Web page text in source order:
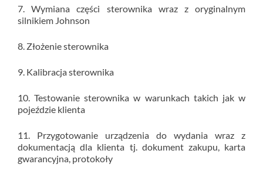
7. Wymiana części sterownika wraz z oryginalnym
silnikiem Johnson
8. Złożenie sterownika
9. Kalibracja sterownika
10. Testowanie sterownika w warunkach takich jak w
pojeździe klienta
11. Przygotowanie urządzenia do wydania wraz z
dokumentacją dla klienta tj. dokument zakupu, karta
gwarancyjna, protokoły